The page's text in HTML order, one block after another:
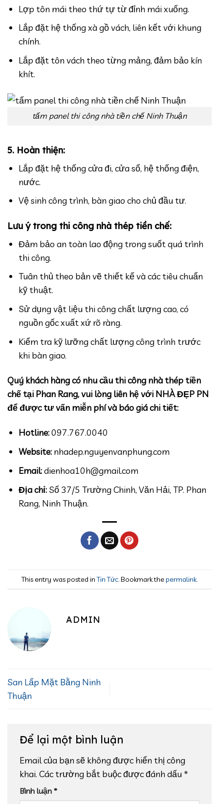
Lợp tôn mái theo thứ tự từ đỉnh mái xuống.
Lắp đặt hệ thống xà gồ vách, liên kết với khung
chính.
Lắp đặt tôn vách theo từng mảng, đảm bảo kín
khít.
tấm panel thi công nhà tiền chế Ninh Thuận
5. Hoàn thiện:
Lắp đặt hệ thống cửa đi, cửa sổ, hệ thống điện,
nước.
Vệ sinh công trình, bàn giao cho chủ đầu tư.
Lưu ý trong thi công nhà thép tiền chế:
Đảm bảo an toàn lao động trong suốt quá trình
thi công.
Tuân thủ theo bản vẽ thiết kế và các tiêu chuẩn
kỹ thuật.
Sử dụng vật liệu thi công chất lượng cao, có
nguồn gốc xuất xứ rõ ràng.
Kiểm tra kỹ lưỡng chất lượng công trình trước
khi bàn giao.
Quý khách hàng có nhu cầu thi công nhà thép tiền
chế tại Phan Rang, vui lòng liên hệ với NHÀ ĐẸP PN
để được tư vấn miễn phí và báo giá chi tiết:
Hotline:097.767.0040
Website: nhadep.nguyenvanphung.com
Email:dienhoa10h@gmail.com
Địa chỉ: Số 37/5 Trường Chinh, Văn Hải, TP. Phan
Rang, Ninh Thuận.
This entry was posted inTin Tức. Bookmark thepermalink.
ADMIN
San Lấp Mặt Bằng Ninh
Thuận
Để lại một bình luận
Email của bạn sẽ không được hiển thị công
khai. Các trường bắt buộc được đánh dấu *
Bình luận *